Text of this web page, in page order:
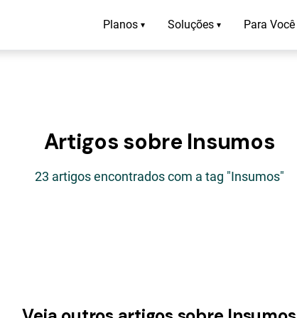
Planos ▾ Soluções ▾ Para Você
Artigos sobre Insumos
23 artigos encontrados com a tag "Insumos"